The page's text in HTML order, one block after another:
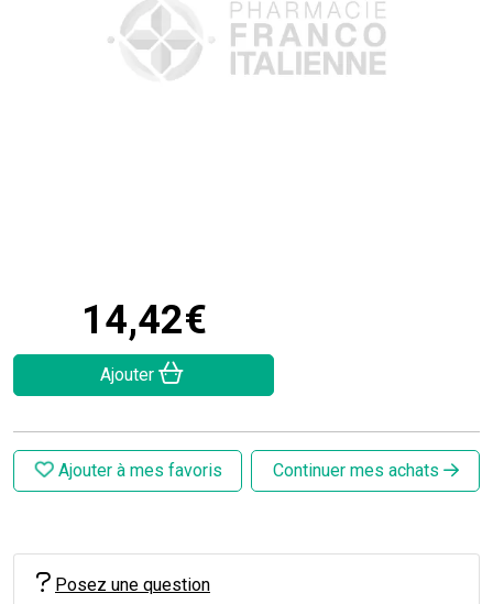
14,42€
Ajouter
Ajouter à mes favoris Continuer mes achats
Posez une question